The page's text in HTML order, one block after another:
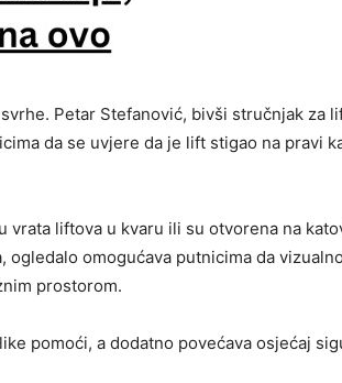
Petar Stefanović, bivši stručnjak za
da se uvjere da je lift stigao na pravi
vrata liftova u kvaru ili su otvorena na
omogućava putnicima da
prostorom.
pomoći, a dodatno povećava osjećaj